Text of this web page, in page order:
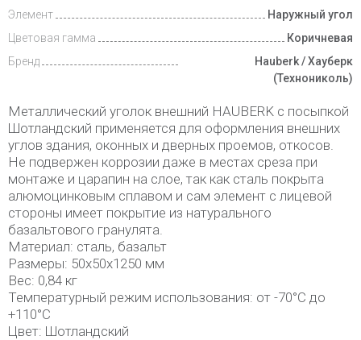
Элемент
Наружный угол
Цветовая гамма
Коричневая
Бренд
Hauberk / Хауберк
(Технониколь)
Металлический уголок внешний HAUBERK с посыпкой
Шотландский применяется для оформления внешних
углов здания, оконных и дверных проемов, откосов.
Не подвержен коррозии даже в местах среза при
монтаже и царапин на слое, так как сталь покрыта
алюмоцинковым сплавом и сам элемент с лицевой
стороны имеет покрытие из натурального
базальтового гранулята.
Материал: сталь, базальт
Размеры: 50х50х1250 мм
Вес: 0,84 кг
Температурный режим использования: от -70°С до
+110°С
Цвет: Шотландский